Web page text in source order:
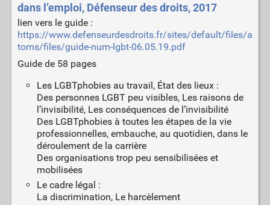
dans l’emploi, Défenseur des droits, 2017
lien vers le guide :
https://www.defenseurdesdroits.fr/sites/default/files/a
toms/files/guide-num-lgbt-06.05.19.pdf
Guide de 58 pages
Les LGBTphobies au travail, État des lieux :
Des personnes LGBT peu visibles, Les raisons de
l’invisibilité, Les conséquences de l’invisibilité
Des LGBTphobies à toutes les étapes de la vie
professionnelles, embauche, au quotidien, dans le
déroulement de la carrière
Des organisations trop peu sensibilisées et
mobilisées
Le cadre légal :
La discrimination, Le harcèlement